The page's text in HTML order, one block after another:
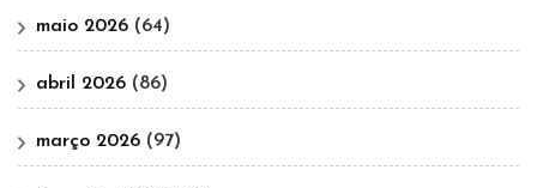
maio 2026 (64)
abril 2026 (86)
março 2026 (97)